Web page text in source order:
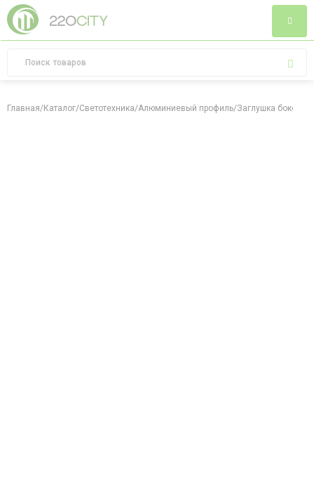
Главная/Каталог/Светотехника/Алюминиевый профиль/Заглушка